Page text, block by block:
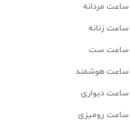
ساعت مردانه
ساعت زنانه
ساعت ست
ساعت هوشمند
ساعت دیواری
ساعت رومیزی